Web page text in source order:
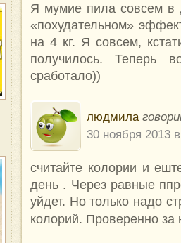
Я мумие пила совсем в
«похудательном»
на 4 кг. Я совсем,
получилось. Теперь
сработало))
людмила
30 ноября 2013
считайте колории и
день . Через равные
уйдет. Но только надо
колорий. Проверенно за